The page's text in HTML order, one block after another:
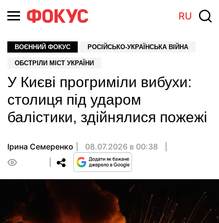
RU
ВОЄННИЙ ФОКУС РОСІЙСЬКО-УКРАЇНСЬКА ВІЙНА
ОБСТРІЛИ МІСТ УКРАЇНИ
У Києві прогриміли вибухи:
столиця під ударом
балістики, здійнялися пожежі
Ірина Семеренко
08.07.2026 в 00:38